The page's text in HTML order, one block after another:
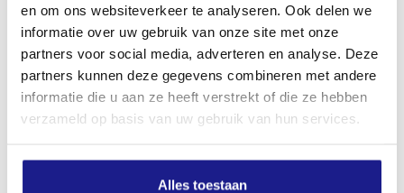
en om ons websiteverkeer te analyseren. Ook delen we
informatie over uw gebruik van onze site met onze
partners voor social media, adverteren en analyse. Deze
partners kunnen deze gegevens combineren met andere
informatie die u aan ze heeft verstrekt of die ze hebben
verzameld op basis van uw gebruik van hun services.
Alles toestaan